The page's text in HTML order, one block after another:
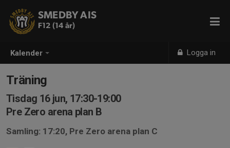
Kalender Logga in
SMEDBY AIS
F12 (14 år)
Träning
Tisdag 16 jun, 17:30-19:00
Pre Zero arena plan B
Samling: 17:20, Pre Zero arena plan C